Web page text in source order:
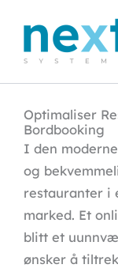
Optimaliser
Bordbooking
I den
og
restauranter i
marked. Et
blitt et
ønsker å